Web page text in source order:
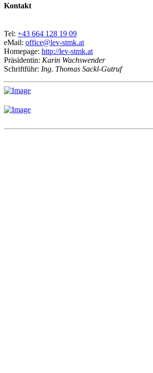
Kontakt
Tel: +43 664 128 19 09
eMail: office@lev-stmk.at
Homepage: http://lev-stmk.at
Präsidentin: Karin Wachswender
Schriftführ: Ing. Thomas Sackl-Gutruf